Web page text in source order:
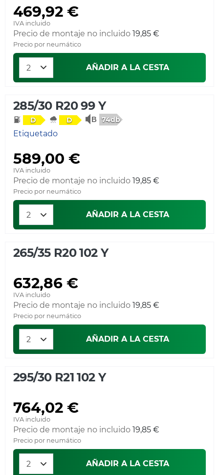
469,92 €
IVA incluido
Precio de montaje no incluido 19,85 €
Precio por neumático
AÑADIR A LA CESTA
285/30 R20 99 Y
D D 74db
Etiquetado
589,00 €
IVA incluido
Precio de montaje no incluido 19,85 €
Precio por neumático
AÑADIR A LA CESTA
265/35 R20 102 Y
632,86 €
IVA incluido
Precio de montaje no incluido 19,85 €
Precio por neumático
AÑADIR A LA CESTA
295/30 R21 102 Y
764,02 €
IVA incluido
Precio de montaje no incluido 19,85 €
Precio por neumático
AÑADIR A LA CESTA